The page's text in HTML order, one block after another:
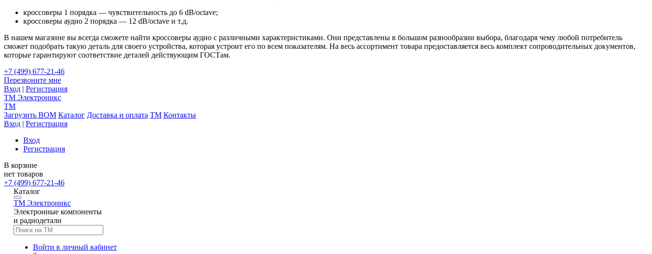
кроссоверы 1 порядка — чувствительность до 6 dB/octave;
кроссоверы аудио 2 порядка — 12 dB/octave и т.д.
В нашем магазине вы всегда сможете найти кроссоверы аудио с различными характеристиками. Они представлены в большом разнообразии выбора, благодаря чему любой потребитель
сможет подобрать такую деталь для своего устройства, которая устроит его по всем показателям. На весь ассортимент товара предоставляется весь комплект сопроводительных документов,
которые гарантируют соответствие деталей действующим ГОСТам.
+7 (499) 677-21-46
Перезвоните мне
Вход | Регистрация
TM Электроникс
TM
Загрузить BOM Каталог Доставка и оплата TM Контакты
Вход | Регистрация
Вход
Регистрация
В корзине
нет товаров
+7 (499) 677-21-46
Каталог
TM Электроникс
Электронные компоненты
и радиодетали
Войти в личный кабинет